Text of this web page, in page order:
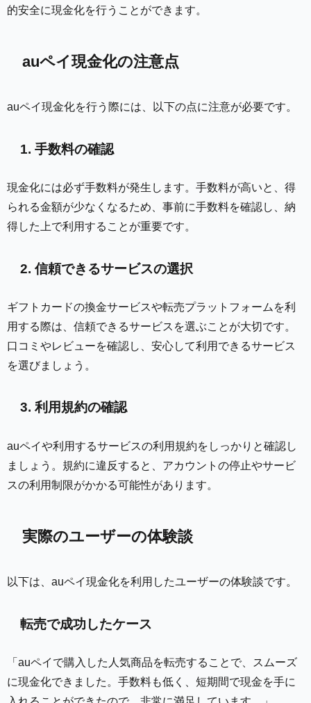
的安全に現金化を行うことができます。
auペイ現金化の注意点
auペイ現金化を行う際には、以下の点に注意が必要です。
1. 手数料の確認
現金化には必ず手数料が発生します。手数料が高いと、得
られる金額が少なくなるため、事前に手数料を確認し、納
得した上で利用することが重要です。
2. 信頼できるサービスの選択
ギフトカードの換金サービスや転売プラットフォームを利
用する際は、信頼できるサービスを選ぶことが大切です。
口コミやレビューを確認し、安心して利用できるサービス
を選びましょう。
3. 利用規約の確認
auペイや利用するサービスの利用規約をしっかりと確認し
ましょう。規約に違反すると、アカウントの停止やサービ
スの利用制限がかかる可能性があります。
実際のユーザーの体験談
以下は、auペイ現金化を利用したユーザーの体験談です。
転売で成功したケース
「auペイで購入した人気商品を転売することで、スムーズ
に現金化できました。手数料も低く、短期間で現金を手に